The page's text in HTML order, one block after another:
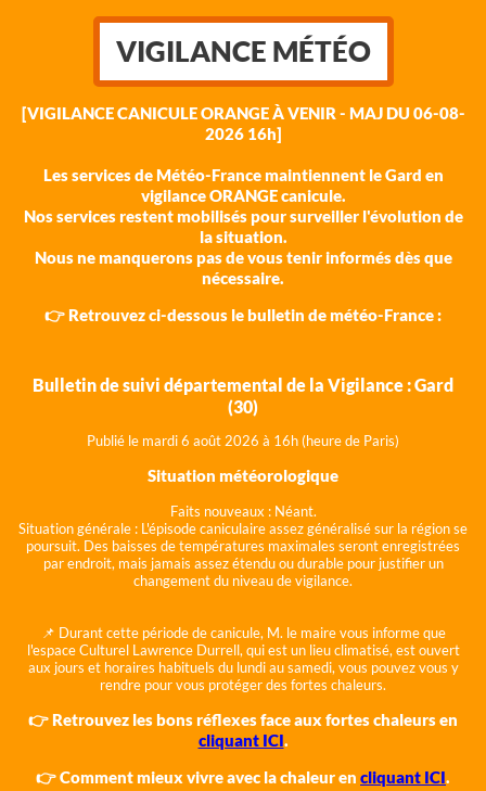
VIGILANCE MÉTÉO
[VIGILANCE CANICULE ORANGE À VENIR - MAJ DU 06-08-
2026 16h]
Les services de Météo-France maintiennent le Gard en
vigilance ORANGE canicule.
Nos services restent mobilisés pour surveiller l'évolution de
la situation.
Nous ne manquerons pas de vous tenir informés dès que
nécessaire.
👉 Retrouvez ci-dessous le bulletin de météo-France :
Bulletin de suivi départemental de la Vigilance : Gard
(30)
Publié le mardi 6 août 2026 à 16h (heure de Paris)
Situation météorologique
Faits nouveaux : Néant.
Situation générale : L'épisode caniculaire assez généralisé sur la région se
poursuit. Des baisses de températures maximales seront enregistrées
par endroit, mais jamais assez étendu ou durable pour justifier un
changement du niveau de vigilance.
📌 Durant cette période de canicule, M. le maire vous informe que
l'espace Culturel Lawrence Durrell, qui est un lieu climatisé, est ouvert
aux jours et horaires habituels du lundi au samedi, vous pouvez vous y
rendre pour vous protéger des fortes chaleurs.
👉 Retrouvez les bons réflexes face aux fortes chaleurs en
cliquant ICI.
👉 Comment mieux vivre avec la chaleur en cliquant ICI.